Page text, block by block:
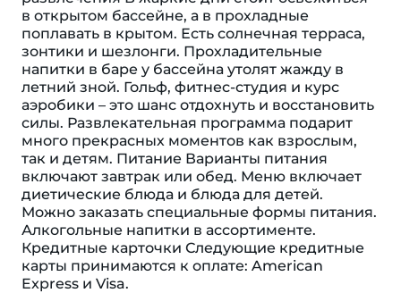
в открытом бассейне, а в прохладные
поплавать в крытом. Есть солнечная терраса,
зонтики и шезлонги. Прохладительные
напитки в баре у бассейна утолят жажду в
летний зной. Гольф, фитнес-студия и курс
аэробики – это шанс отдохнуть и восстановить
силы. Развлекательная программа подарит
много прекрасных моментов как взрослым,
так и детям. Питание Варианты питания
включают завтрак или обед. Меню включает
диетические блюда и блюда для детей.
Можно заказать специальные формы питания.
Алкогольные напитки в ассортименте.
Кредитные карточки Следующие кредитные
карты принимаются к оплате: American
Express и Visa.